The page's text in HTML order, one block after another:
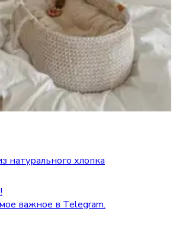
натурального хлопка
важное в Telegram.